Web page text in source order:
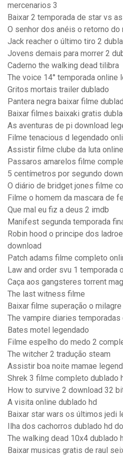
mercenarios 3
Baixar 2 temporada de star vs
O senhor dos anéis o retorno do
Jack reacher o último tiro 2
Jovens demais para morrer 2
Caderno the walking dead tilibra
The voice 14° temporada online
Gritos mortais trailer dublado
Pantera negra baixar filme
Baixar filmes baixaki gratis
As aventuras de pi download
Filme tenacious d legendado
Assistir filme clube da luta online
Passaros amarelos filme
5 centímetros por segundo
O diário de bridget jones filme
Filme o homem da mascara de
Que mal eu fiz a deus 2 imdb
Manifest segunda temporada
Robin hood o principe dos
download
Patch adams filme completo
Law and order svu 1 temporada
Caça aos gangsteres torrent
The last witness filme
Baixar filme superação o
The vampire diaries temporadas
Bates motel legendado
Filme espelho do medo 2
The witcher 2 tradução steam
Assistir boa noite mamae
Shrek 3 filme completo dublado
How to survive 2 download 32
A visita online dublado hd
Baixar star wars os últimos jedi
Ilha dos cachorros dublado hd
The walking dead 10x4 dublado
Baixar musicas gratis de raul